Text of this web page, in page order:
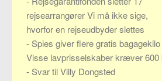
rejsearrangører Vi må ikke sige,
hvorfor en rejseudbyder slettes
- Spies giver flere gratis bagagekilo
Visse lavprisselskaber kræver 600
- Svar til Villy Dongsted